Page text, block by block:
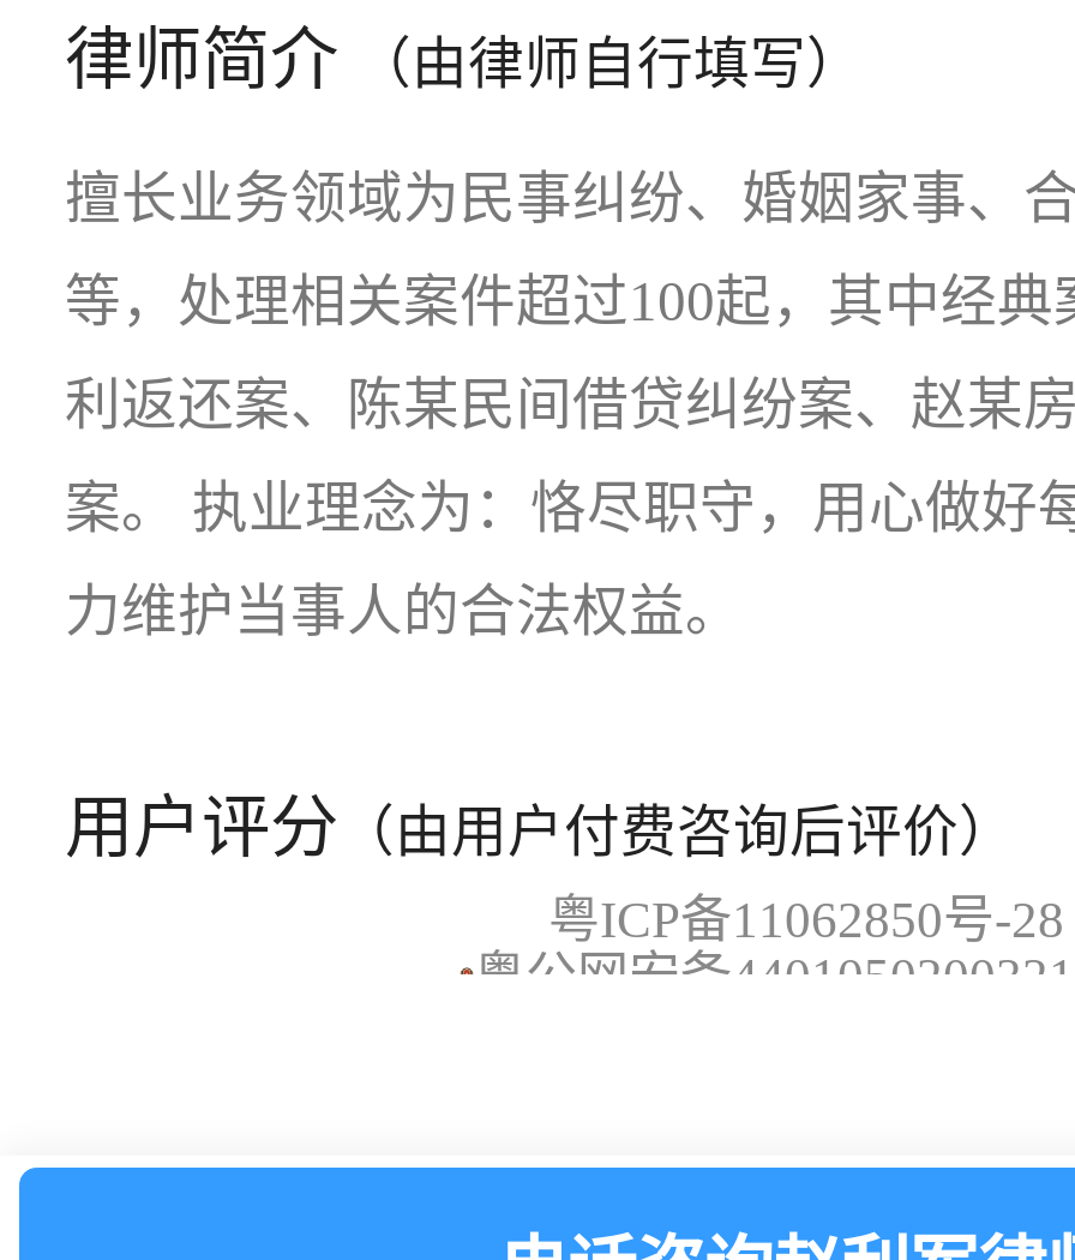
律师简介 （由律师自行填写）
擅长业务领域为民事纠纷、婚姻家事、
等，处理相关案件超过100起，其中经
利返还案、陈某民间借贷纠纷案、赵某
案。 执业理念为：恪尽职守，用心做好
力维护当事人的合法权益。
用户评分 （由用户付费咨询后评价）
粤ICP备11062850号-28
粤公网安备